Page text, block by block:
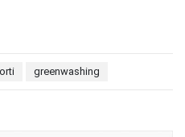
greenwashing